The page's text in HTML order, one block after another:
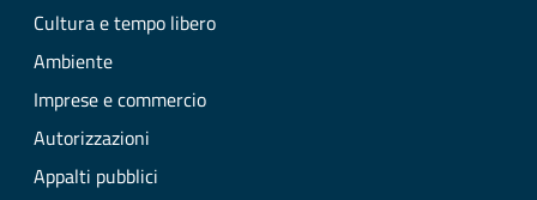
Cultura e tempo libero
Ambiente
Imprese e commercio
Autorizzazioni
Appalti pubblici